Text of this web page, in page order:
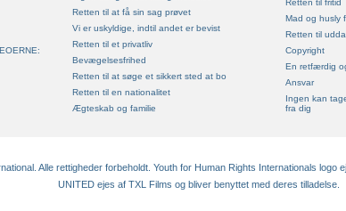
Retten til at få sin sag prøvet
Vi er uskyldige, indtil andet er bevist
Retten til et privatliv
Bevægelsesfrihed
Retten til at søge et sikkert sted at bo
Retten til en nationalitet
Ægteskab og familie
Retten til fritid
Mad og husly
Retten til
Copyright
En retfærdig
Ansvar
Ingen kan
fra dig
Alle rettigheder forbeholdt. Youth for Human Rights Internationals logo
UNITED ejes af TXL Films og bliver benyttet med deres tilladelse.